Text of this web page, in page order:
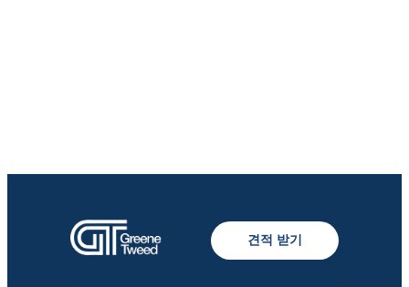
견적 받기